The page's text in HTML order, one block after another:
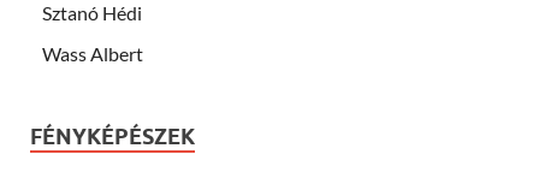
Sztanó Hédi
Wass Albert
FÉNYKÉPÉSZEK